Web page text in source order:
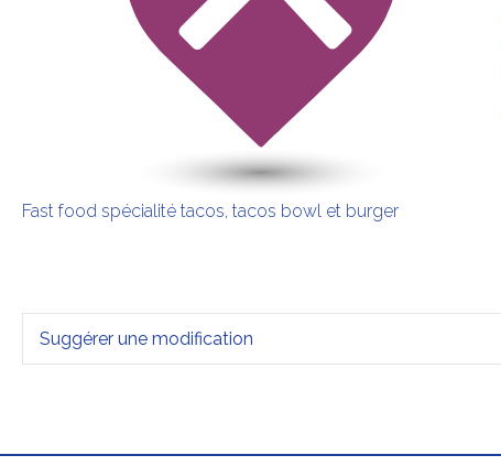
Fast food spécialité tacos, tacos bowl et burger
Suggérer une modification